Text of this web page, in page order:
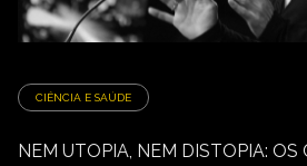
CIÊNCIA E SAÚDE
NEM UTOPIA, NEM DISTOPIA: OS